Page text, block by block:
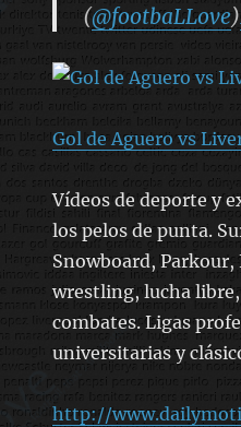
(@footbaLLove)
Gol de Aguero vs
Vídeos de deporte y
los pelos de punta.
Snowboard,
wrestling, lucha
combates. Ligas
universitarias y
http://